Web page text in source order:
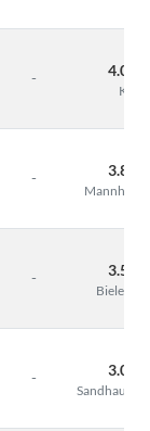
- 4.000
Köln
- 3.800
Mannheim
- 3.500
Bielefeld
- 3.000
Sandhausen